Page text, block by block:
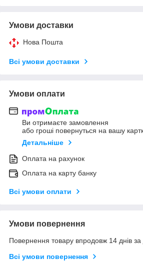
Умови доставки
Нова Пошта
Всі умови доставки
Умови оплати
Ви отримаєте замовлення
або гроші повернуться на вашу
Детальніше
Оплата на рахунок
Оплата на карту банку
Всі умови оплати
Умови повернення
Повернення товару впродовж 14 днів
Всі умови повернення